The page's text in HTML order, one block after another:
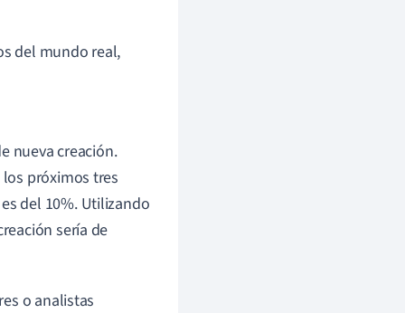
del mundo real,
nueva creación.
los próximos tres
del 10%. Utilizando
sería de
o analistas